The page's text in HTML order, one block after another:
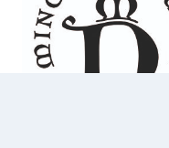
content